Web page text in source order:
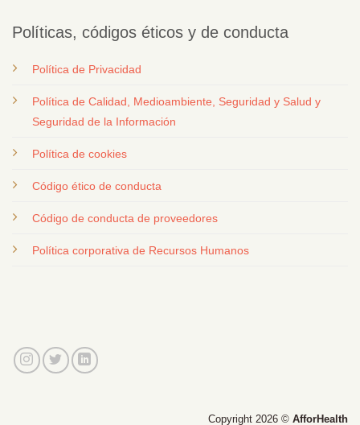
Políticas, códigos éticos y de conducta
Política de Privacidad
Política de Calidad, Medioambiente, Seguridad y Salud y
Seguridad de la Información
Política de cookies
Código ético de conducta
Código de conducta de proveedores
Política corporativa de Recursos Humanos
Copyright 2026 © AfforHealth